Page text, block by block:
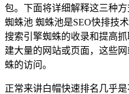
包。下面将详细解释这三种
蜘蛛池 蜘蛛池是SEO快排技
搜索引擎蜘蛛的收录和提高
建大量的网站或页面，这些
蛛的访问。
正常来讲白帽快速排名几乎